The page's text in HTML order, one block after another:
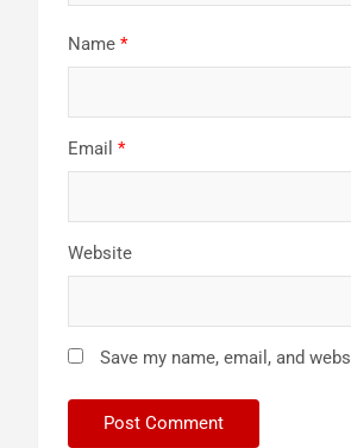
Name *
Email *
Website
Save my name, email, and